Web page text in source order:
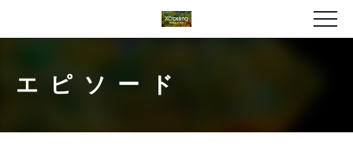
エピソード